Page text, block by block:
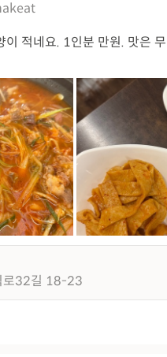
이 적네요. 1인분 만원. 맛은
로32길 18-23